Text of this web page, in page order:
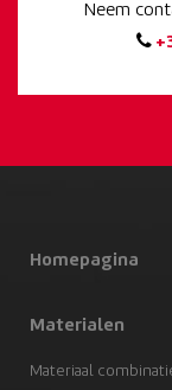
Neem
Homepagina
Materialen
Materiaal